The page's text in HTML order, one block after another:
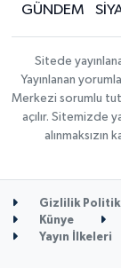
GÜNDEM
Sitede
Yayınlanan
Merkezi sorumlu
açılır. Sitemizde
Gizlilik
Künye
Yayın İlkeleri